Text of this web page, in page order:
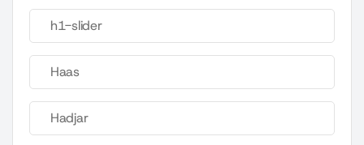
h1-slider
Haas
Hadjar